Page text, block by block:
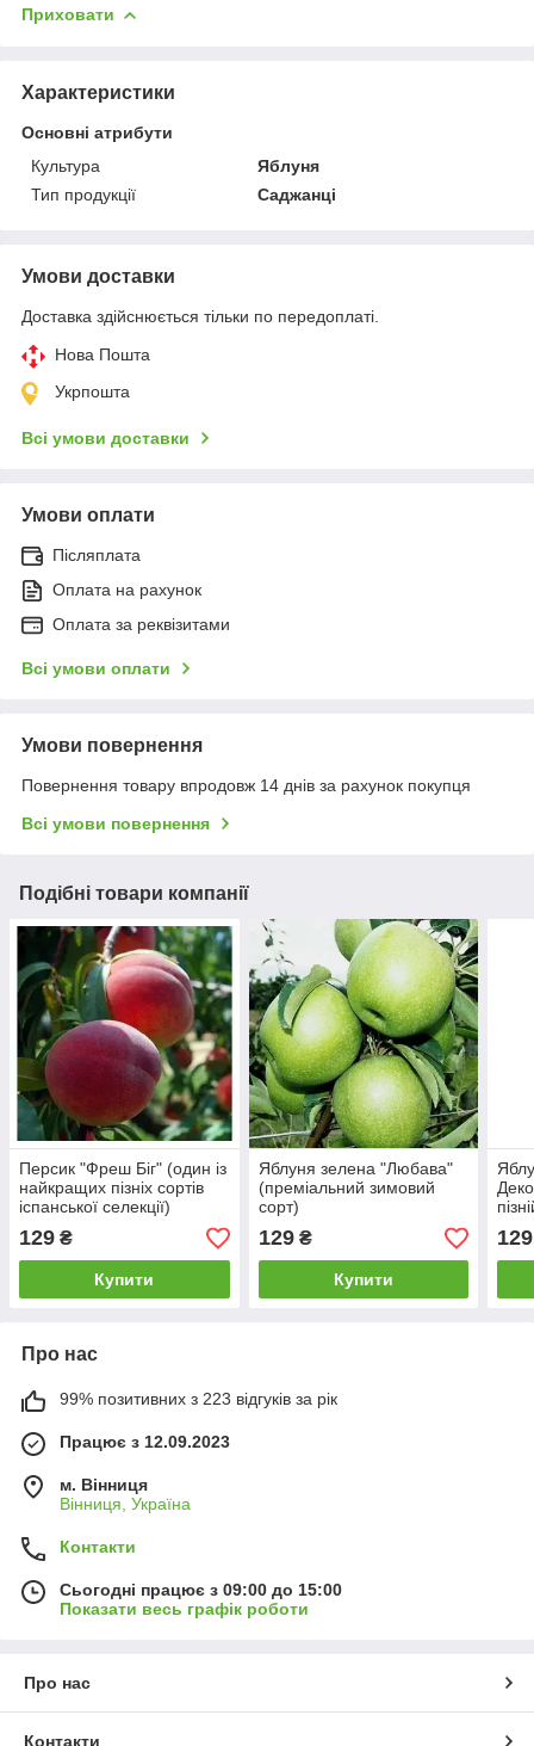
Приховати
Характеристики
Основні атрибути
Культура
Яблуня
Тип продукції
Саджанці
Умови доставки
Доставка здійснюється тільки по передоплаті.
Нова Пошта
Укрпошта
Всі умови доставки
Умови оплати
Післяплата
Оплата на рахунок
Оплата за реквізитами
Всі умови оплати
Умови повернення
Повернення товару впродовж 14 днів за рахунок покупця
Всі умови повернення
Подібні товари компанії
Персик "Фреш Біг" (один із
найкращих пізніх сортів
іспанської селекції)
129 ₴
Купити
Яблуня зелена "Любава"
(преміальний зимовий
сорт)
129₴
Купити
129
Про нас
99% позитивних з 223 відгуків за рік
Працює з 12.09.2023
м. Вінниця
Вінниця, Україна
Контакти
Сьогодні працює з 09:00 до 15:00
Показати весь графік роботи
Про нас
Контакти